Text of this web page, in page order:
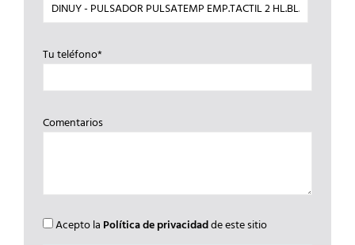
Tu teléfono*
Comentarios
Acepto la Política de privacidadde este sitio